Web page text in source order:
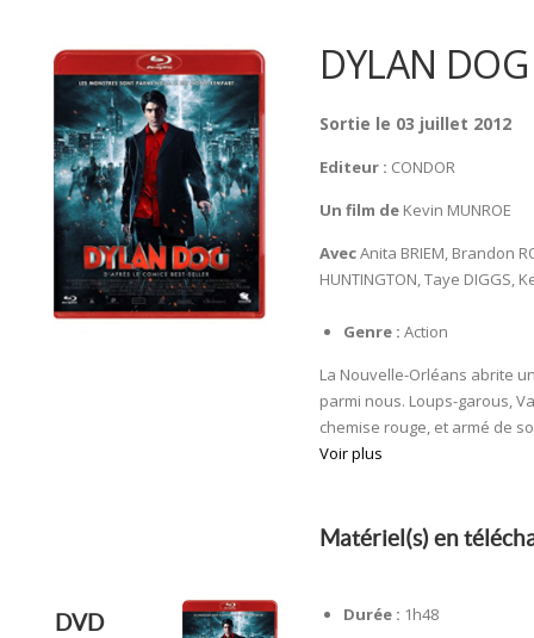
DYLAN DOG
Sortie le 03 juillet 2012
Editeur : CONDOR
Un film deKevin MUNROE
AvecAnita BRIEM, Brandon
HUNTINGTON, Taye DIGGS,
Genre : Action
La Nouvelle-Orléans abrite
parmi nous. Loups-garous,
chemise rouge, et armé de
Voir plus
Matériel(s) en
DVD Durée : 1h48